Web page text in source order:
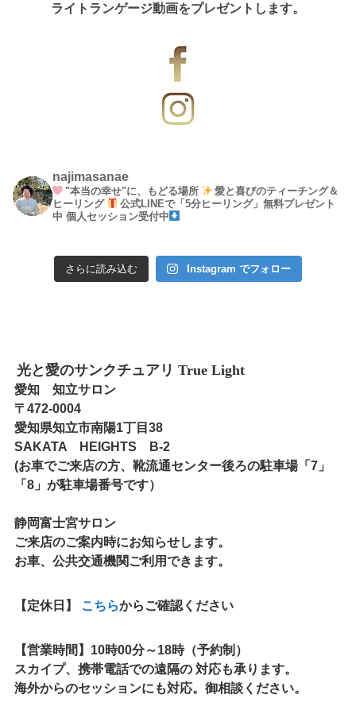
ライトランゲージ動画をプレゼントします。
najimasanae
"本当の幸せ"に、もどる場所
愛と喜びのティーチング＆
ヒーリング
公式LINEで「5分ヒーリング」無料プレゼント
中 個人セッション受付中
さらに読み込む Instagram でフォロー
光と愛のサンクチュアリ True Light
愛知 知立サロン
〒472-0004
愛知県知立市南陽1丁目38
SAKATA HEIGHTS B-2
(お車でご来店の方、靴流通センター後ろの駐車場「7」
「8」が駐車場番号です）
静岡富士宮サロン
ご来店のご案内時にお知らせします。
お車、公共交通機関ご利用できます。
【定休日】 こちらからご確認ください
【営業時間】 10時00分～18時（予約制）
スカイプ、携帯電話での遠隔の 対応も承ります。
海外からのセッションにも対応。御相談ください。